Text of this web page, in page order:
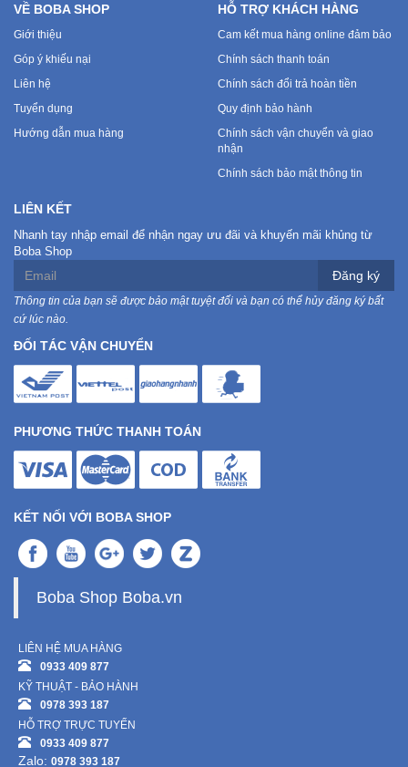
VỀ BOBA SHOP
Giới thiệu
Góp ý khiếu nại
Liên hệ
Tuyển dụng
Hướng dẫn mua hàng
HỖ TRỢ KHÁCH HÀNG
Cam kết mua hàng online đảm bảo
Chính sách thanh toán
Chính sách đổi trả hoàn tiền
Quy định bảo hành
Chính sách vận chuyển và giao
nhận
Chính sách bảo mật thông tin
LIÊN KẾT
Nhanh tay nhập email để nhận ngay ưu đãi và khuyến mãi khủng từ
Boba Shop
Đăng ký
Thông tin của bạn sẽ được bảo mật tuyệt đối và bạn có thể hủy đăng ký bất
cứ lúc nào.
ĐỐI TÁC VẬN CHUYỂN
PHƯƠNG THỨC THANH TOÁN
KẾT NỐI VỚI BOBA SHOP
Boba Shop Boba.vn
LIÊN HỆ MUA HÀNG
0933 409 877
KỸ THUẬT - BẢO HÀNH
0978 393 187
HỖ TRỢ TRỰC TUYẾN
0933 409 877
Zalo: 0978 393 187